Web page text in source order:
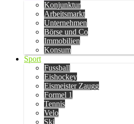
Konjunktur
Arbeitsmarkt
Unternehmen
Börse und Co
Immobilien
Konsum
Sport
Fussball
Eishockey
Eismeister Zaugg
Formel 1
Tennis
Velo
Ski